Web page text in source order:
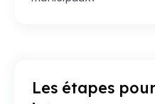
Les étapes